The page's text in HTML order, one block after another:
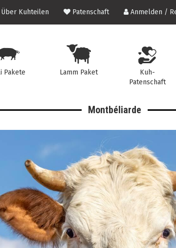
Über Kuhteilen Patenschaft Anmelden /
Pakete Lamm Paket
Kuh-
Patenschaft
Montbéliarde